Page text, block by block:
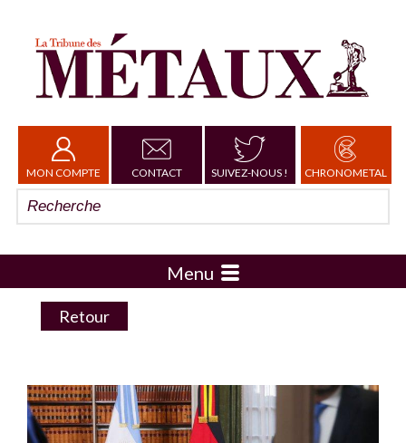
MON COMPTE CONTACT SUIVEZ-NOUS ! CHRONOMETAL
Menu
Retour